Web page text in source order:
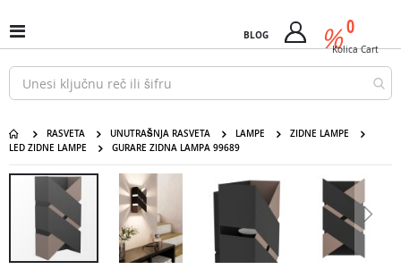
na
sadržaj
Uključi
/
isključi
Nav
BLOG %
Cart 0
Kolica Cart
RASVETA UNUTRAŠNJA RASVETA LAMPE
ZIDNE LAMPE
LED ZIDNE LAMPE
GURARE ZIDNA LAMPA 99689
galerije
GURARE zidna lampa 99689